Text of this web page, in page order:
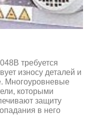
требуется
износу деталей и
Многоуровневые
которыми
защиту
в него